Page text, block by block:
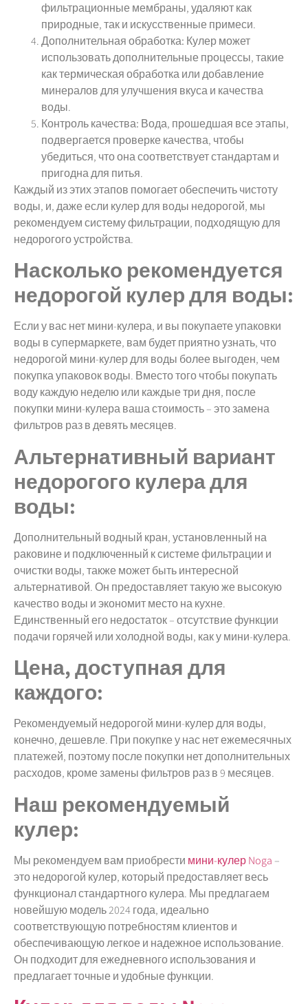
фильтрационные мембраны, удаляют как
природные, так и искусственные примеси.
Дополнительная обработка: Кулер может
использовать дополнительные процессы, такие
как термическая обработка или добавление
минералов для улучшения вкуса и качества
воды.
Контроль качества: Вода, прошедшая все этапы,
подвергается проверке качества, чтобы
убедиться, что она соответствует стандартам и
пригодна для питья.
Каждый из этих этапов помогает обеспечить чистоту
воды, и, даже если кулер для воды недорогой, мы
рекомендуем систему фильтрации, подходящую для
недорогого устройства.
Насколько рекомендуется
недорогой кулер для воды:
Если у вас нет мини-кулера, и вы покупаете упаковки
воды в супермаркете, вам будет приятно узнать, что
недорогой мини-кулер для воды более выгоден, чем
покупка упаковок воды. Вместо того чтобы покупать
воду каждую неделю или каждые три дня, после
покупки мини-кулера ваша стоимость – это замена
фильтров раз в девять месяцев.
Альтернативный вариант
недорогого кулера для
воды:
Дополнительный водный кран, установленный на
раковине и подключенный к системе фильтрации и
очистки воды, также может быть интересной
альтернативой. Он предоставляет такую же высокую
качество воды и экономит место на кухне.
Единственный его недостаток – отсутствие функции
подачи горячей или холодной воды, как у мини-кулера.
Цена, доступная для
каждого:
Рекомендуемый недорогой мини-кулер для воды,
конечно, дешевле. При покупке у нас нет ежемесячных
платежей, поэтому после покупки нет дополнительных
расходов, кроме замены фильтров раз в 9 месяцев.
Наш рекомендуемый
кулер:
Мы рекомендуем вам приобрести мини-кулер Noga –
это недорогой кулер, который предоставляет весь
функционал стандартного кулера. Мы предлагаем
новейшую модель 2024 года, идеально
соответствующую потребностям клиентов и
обеспечивающую легкое и надежное использование.
Он подходит для ежедневного использования и
предлагает точные и удобные функции.